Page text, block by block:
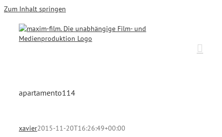
Zum Inhalt springen
apartamento114
xavier2015-11-20T16:26:49+00:00